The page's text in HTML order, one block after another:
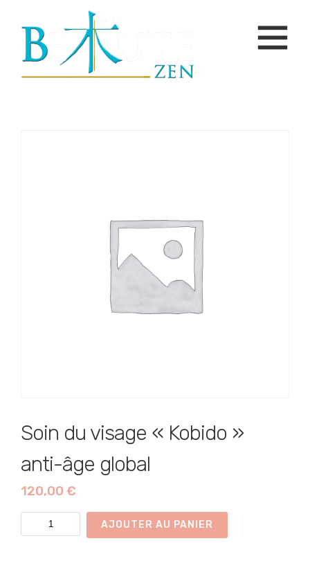
Soin du visage « Kobido »
anti-âge global
120,00 €
quantité
de
AJOUTER AU PANIER